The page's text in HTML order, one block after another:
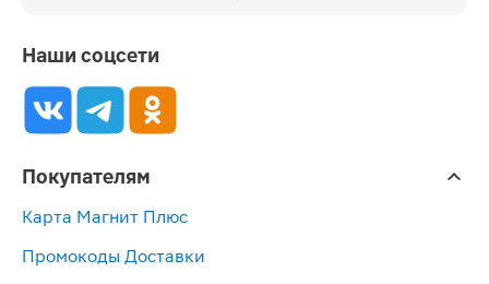
Наши соцсети
Покупателям
Карта Магнит Плюс
Промокоды Доставки